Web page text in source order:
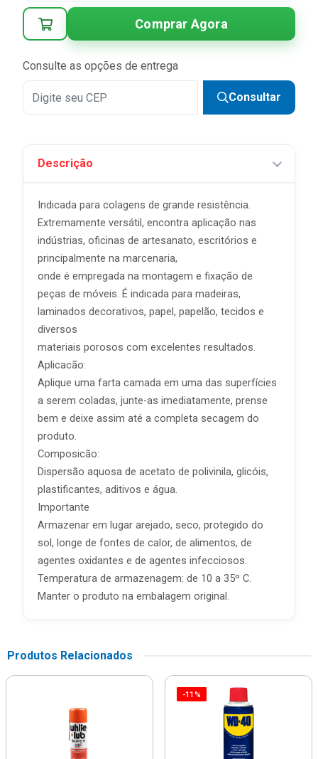
Comprar Agora
Consulte as opções de entrega
Consultar
Descrição
Indicada para colagens de grande resistência.
Extremamente versátil, encontra aplicação nas
indústrias, oficinas de artesanato, escritórios e
principalmente na marcenaria,
onde é empregada na montagem e fixação de
peças de móveis. É indicada para madeiras,
laminados decorativos, papel, papelão, tecidos e
diversos
materiais porosos com excelentes resultados.
Aplicacão:
Aplique uma farta camada em uma das superfícies
a serem coladas, junte-as imediatamente, prense
bem e deixe assim até a completa secagem do
produto.
Composicão:
Dispersão aquosa de acetato de polivinila, glicóis,
plastificantes, aditivos e água.
Importante
Armazenar em lugar arejado, seco, protegido do
sol, longe de fontes de calor, de alimentos, de
agentes oxidantes e de agentes infecciosos.
Temperatura de armazenagem: de 10 a 35º C.
Manter o produto na embalagem original.
Produtos Relacionados
-11%